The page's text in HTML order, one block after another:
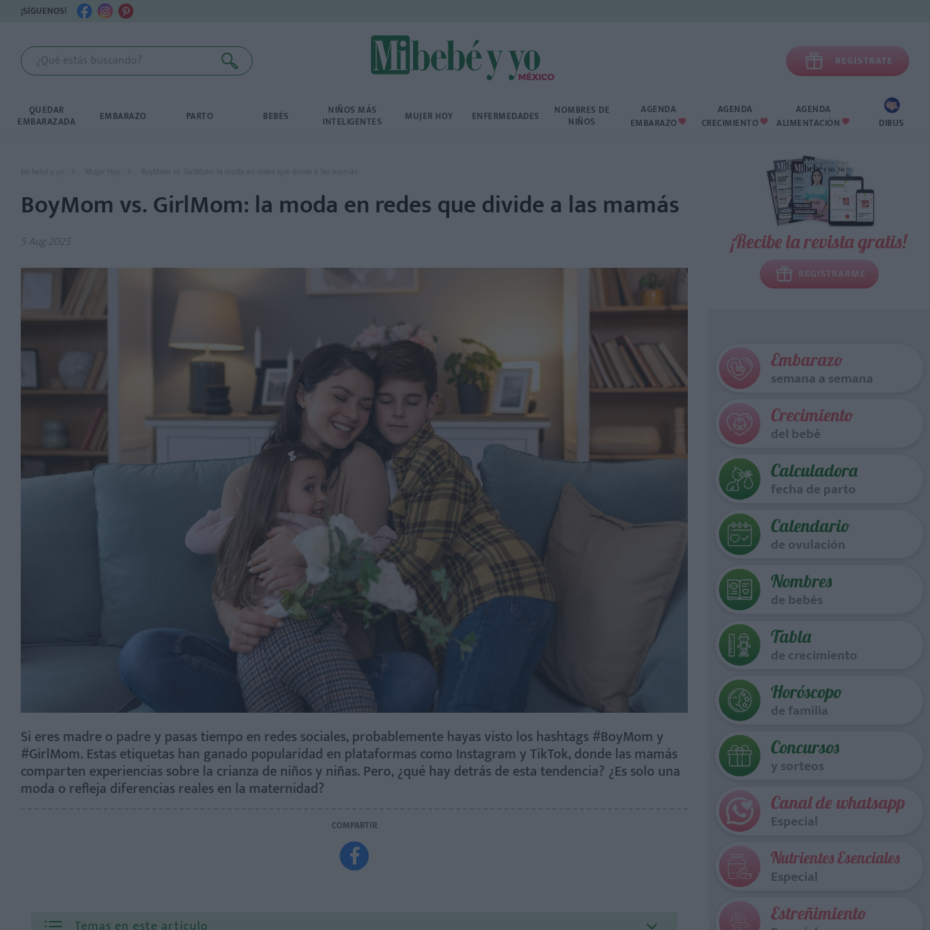
¡SÍGUENOS!
 REGÍSTRATE
QUEDAR
EMBARAZADA EMBARAZO PARTO BEBÉS NIÑOS MÁS
INTELIGENTES MUJER HOY ENFERMEDADES NOMBRES DE
NIÑOS
AGENDA
EMBARAZO 
AGENDA
CRECIMIENTO 
AGENDA
ALIMENTACIÓN  DIBUS
Mi bebé y yo Mujer Hoy BoyMom vs. GirlMom: la moda en redes que divide a las mamás
BoyMom vs. GirlMom: la moda en redes que divide a las mamás
5 Aug 2025
Si eres madre o padre y pasas tiempo en redes sociales, probablemente hayas visto los hashtags #BoyMom y
#GirlMom. Estas etiquetas han ganado popularidad en plataformas como Instagram y TikTok, donde las mamás
comparten experiencias sobre la crianza de niños y niñas. Pero, ¿qué hay detrás de esta tendencia? ¿Es solo una
moda o refleja diferencias reales en la maternidad?
COMPARTIR

¡Recibe la revista gratis!
REGISTRARME
Embarazo
semana a semana
Crecimiento
del bebé
Calculadora
fecha de parto
Calendario
de ovulación
Nombres
de bebés
Tabla
de crecimiento
Horóscopo
de familia
Concursos
y sorteos
Canal de whatsapp
Especial
Nutrientes Esenciales
Especial
Estreñimiento